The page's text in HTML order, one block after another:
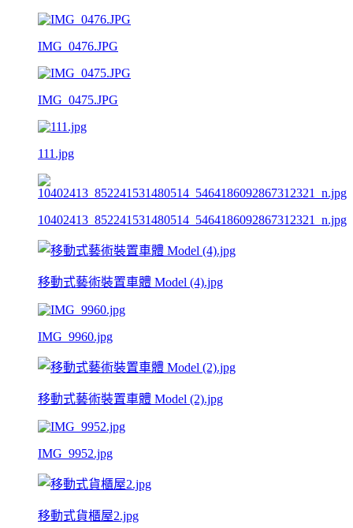
IMG_0476.JPG
IMG_0475.JPG
111.jpg
10402413_852241531480514_5464186092867312321_n.jpg
移動式藝術裝置車體 Model (4).jpg
IMG_9960.jpg
移動式藝術裝置車體 Model (2).jpg
IMG_9952.jpg
移動式貨櫃屋2.jpg